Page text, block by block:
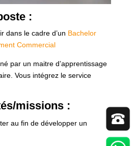
:
dans le cadre d’un Bachelor
Commercial
par un maitre d’apprentissage
Vous intégrez le service
missions :
au fin de développer un